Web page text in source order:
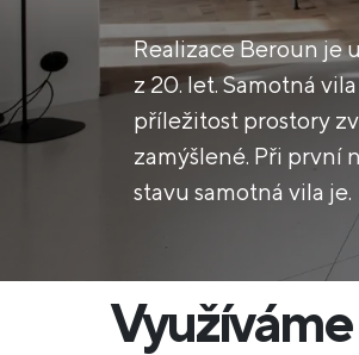
Realizace Beroun je
z 20. let. Samotná
příležitost prostory
zamýšlené. Při první
stavu samotná vila je.